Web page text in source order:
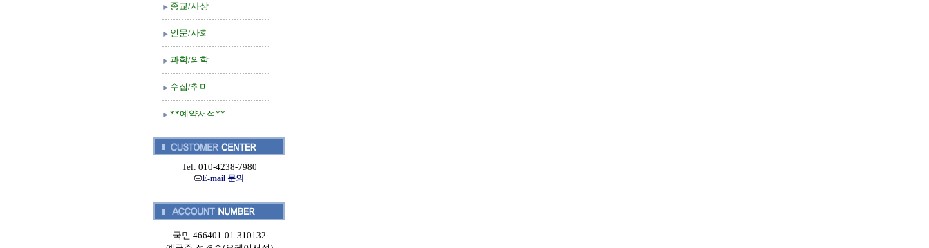
종교/사상
인문/사회
과학/의학
수집/취미
**예약서적**
Tel: 010-4238-7980
E-mail 문의
국민 466401-01-310132